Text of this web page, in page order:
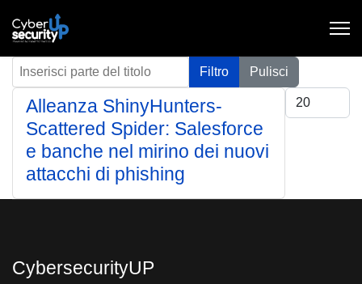
Inserisci parte del titolo Filtro
Pulisci
Visualizza #
Alleanza ShinyHunters-
Scattered Spider: Salesforce
e banche nel mirino dei nuovi
attacchi di phishing
CybersecurityUP